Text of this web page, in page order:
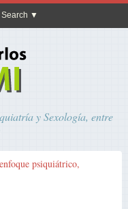
Search
y Sexología, entre
psiquiátrico,